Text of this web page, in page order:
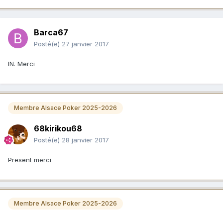
Barca67
Posté(e) 27 janvier 2017
IN. Merci
Membre Alsace Poker 2025-2026
68kirikou68
Posté(e) 28 janvier 2017
Present merci
Membre Alsace Poker 2025-2026